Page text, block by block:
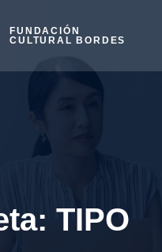
FUNDACIÓN
CULTURAL BORDES
TIPO